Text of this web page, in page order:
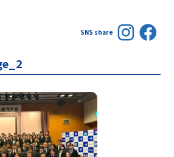
SNS share